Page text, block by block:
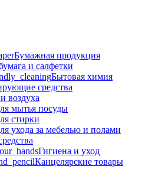
Бумажная продукция
и салфетки
Бытовая химия
средства
воздуха
мытья посуды
стирки
ухода за мебелью и полами
Гигиена и уход
Канцелярские товары